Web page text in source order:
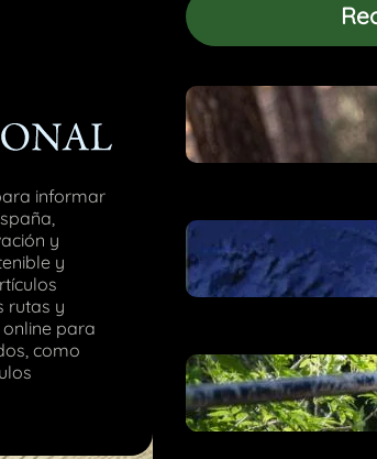
informar
y
y
rutas y
para
como
Mejores
Guadarrama
Estos son
España
Parques
movilidad